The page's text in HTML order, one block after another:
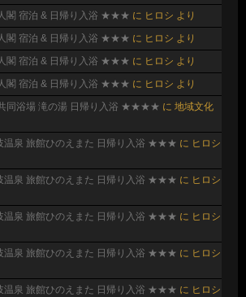
人閣 宿泊 & 日帰り入浴 ★★★ に ヒロシ より
人閣 宿泊 & 日帰り入浴 ★★★ に ヒロシ より
人閣 宿泊 & 日帰り入浴 ★★★ に ヒロシ より
人閣 宿泊 & 日帰り入浴 ★★★ に ヒロシ より
共同浴場 滝の湯 日帰り入浴 ★★★★ に 地域文化
温泉 旅館ひのえまた 日帰り入浴 ★★★ に ヒロシ
温泉 旅館ひのえまた 日帰り入浴 ★★★ に ヒロシ
温泉 旅館ひのえまた 日帰り入浴 ★★★ に ヒロシ
温泉 旅館ひのえまた 日帰り入浴 ★★★ に ヒロシ
温泉 旅館ひのえまた 日帰り入浴 ★★★ に ヒロシ